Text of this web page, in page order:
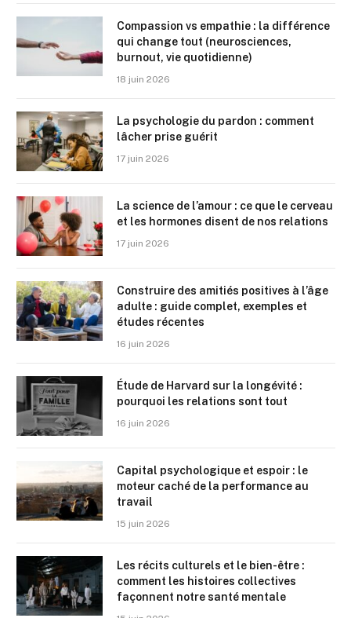
Compassion vs empathie : la différence
qui change tout (neurosciences,
burnout, vie quotidienne)
18 juin 2026
La psychologie du pardon : comment
lâcher prise guérit
17 juin 2026
La science de l’amour : ce que le cerveau
et les hormones disent de nos relations
17 juin 2026
Construire des amitiés positives à l’âge
adulte : guide complet, exemples et
études récentes
16 juin 2026
Étude de Harvard sur la longévité :
pourquoi les relations sont tout
16 juin 2026
Capital psychologique et espoir : le
moteur caché de la performance au
travail
15 juin 2026
Les récits culturels et le bien-être :
comment les histoires collectives
façonnent notre santé mentale